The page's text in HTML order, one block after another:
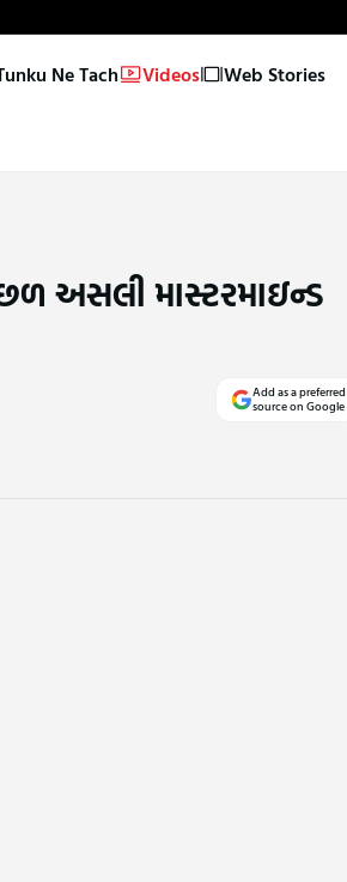
Ne Tach Videos Web Stories
અસલી માસ્ટરમાઇન્ડ
Add as a preferred
source on Google